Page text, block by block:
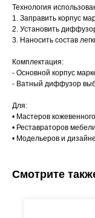
Технология
1. Заправить корпус
2. Установить
3. Наносить состав
Комплектация:
- Основной корпус
- Ватный диффузор
Для:
• Мастеров
• Реставраторов мебели
• Модельеров и
Смотрите